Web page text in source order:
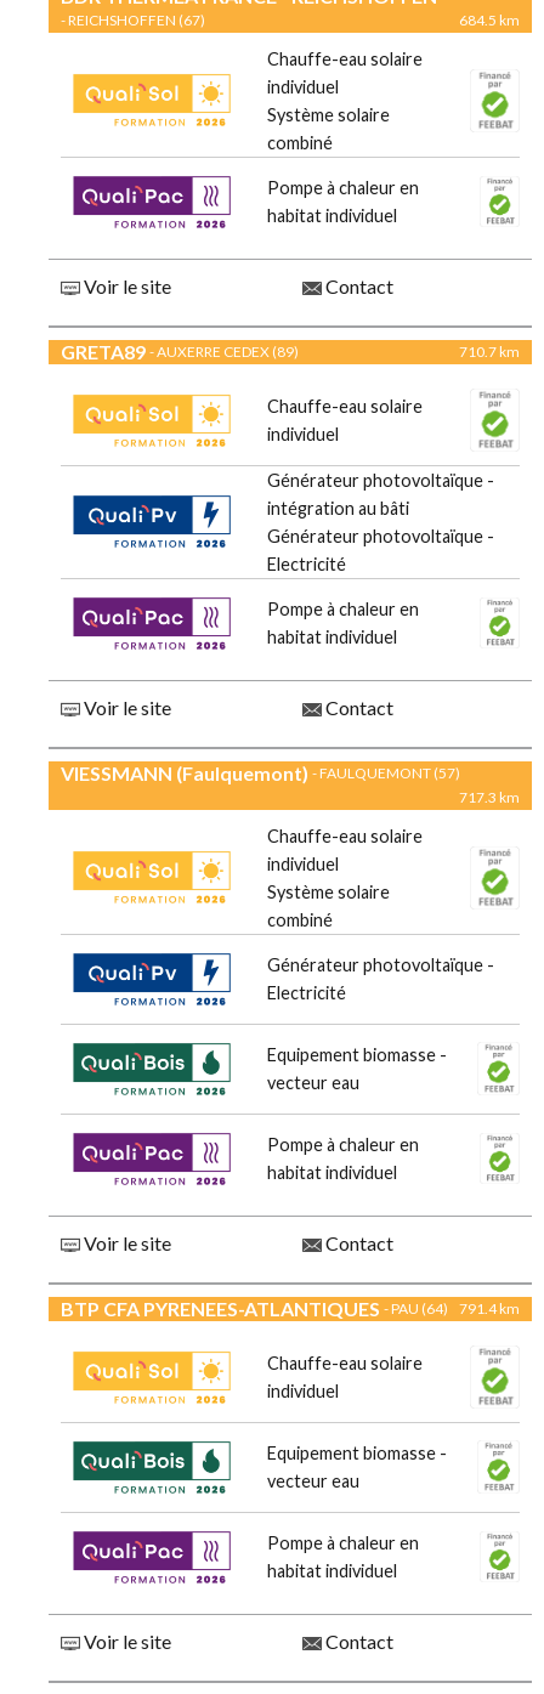
- REICHSHOFFEN (67) 684.5 km
Chauffe-eau solaire
individuel
Système solaire
combiné
Pompe à chaleur en
habitat individuel
Voir le site Contact
GRETA89 - AUXERRE CEDEX (89) 710.7 km
Chauffe-eau solaire
individuel
Générateur photovoltaïque -
intégration au bâti
Générateur photovoltaïque -
Electricité
Pompe à chaleur en
habitat individuel
Voir le site Contact
VIESSMANN (Faulquemont) - FAULQUEMONT (57)
717.3 km
Chauffe-eau solaire
individuel
Système solaire
combiné
Générateur photovoltaïque -
Electricité
Equipement biomasse -
vecteur eau
Pompe à chaleur en
habitat individuel
Voir le site Contact
BTP CFA PYRENEES-ATLANTIQUES - PAU (64) 791.4 km
Chauffe-eau solaire
individuel
Equipement biomasse -
vecteur eau
Pompe à chaleur en
habitat individuel
Voir le site Contact